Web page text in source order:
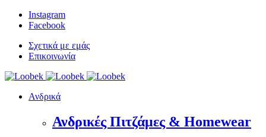
Instagram
Facebook
Σχετικά με εμάς
Επικοινωνία
Ανδρικά
Ανδρικές Πιτζάμες & Homewear